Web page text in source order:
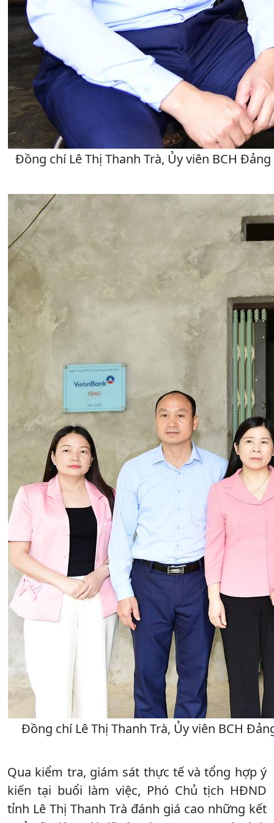
Đồng chí Lê Thị Thanh Trà, Ủy viên BCH
Đồng chí Lê Thị Thanh Trà, Ủy viên BCH
Qua kiểm tra, giám sát thực tế và tổng hợp ý
kiến tại buổi làm việc, Phó Chủ tịch HĐND
tỉnh Lê Thị Thanh Trà đánh giá cao những kết